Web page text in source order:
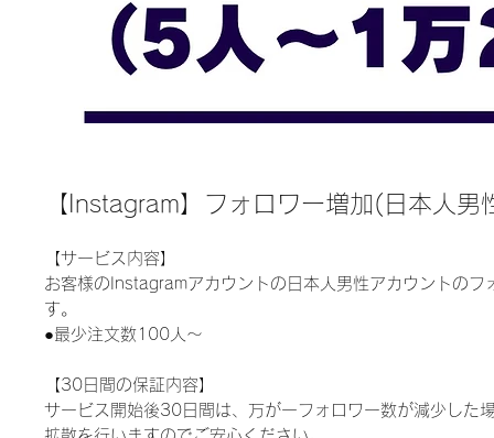
【Instagram】フォロワー増加(日本人男
【サービス内容】
お客様のInstagramアカウントの日本人男性アカウントのフ
す。
●最少注文数100人〜
【30日間の保証内容】
サービス開始後30日間は、万が一フォロワー数が減少した